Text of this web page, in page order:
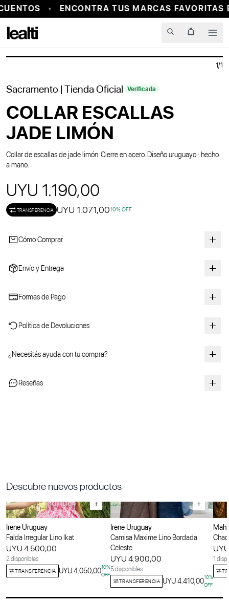
ENCONTRA TUS MARCAS FAVORITAS
PROBADOR VIRTUAL
1/1
Sacramento | Tienda Oficial Verificada
COLLAR ESCALLAS
JADE LIMÓN
Collar de escallas de jade limón. Cierre en acero. Diseño uruguayo · hecho
a mano.
UYU 1.190,00
TRANSFERENCIA UYU 1.071,0010% OFF
Cómo Comprar
Envío y Entrega
Formas de Pago
Política de Devoluciones
¿Necesitás ayuda con tu compra?
Reseñas
Descubre nuevos productos
+
Irene Uruguay
Falda Irregular Lino Ikat
UYU 4.500,00
2 disponibles
TRANSFERENCIA UYU 4.050,0010%
OFF
+
Irene Uruguay
Camisa Maxime Lino Bordada
Celeste
UYU 4.900,00
5 disponibles
TRANSFERENCIA UYU 4.410,0010%
OFF
1